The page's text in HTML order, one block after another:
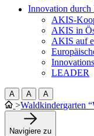
Innovation durch
AKIS-
AKIS in
AKIS auf
LEADER
A A A
>Waldkindergarten
Navigiere zu